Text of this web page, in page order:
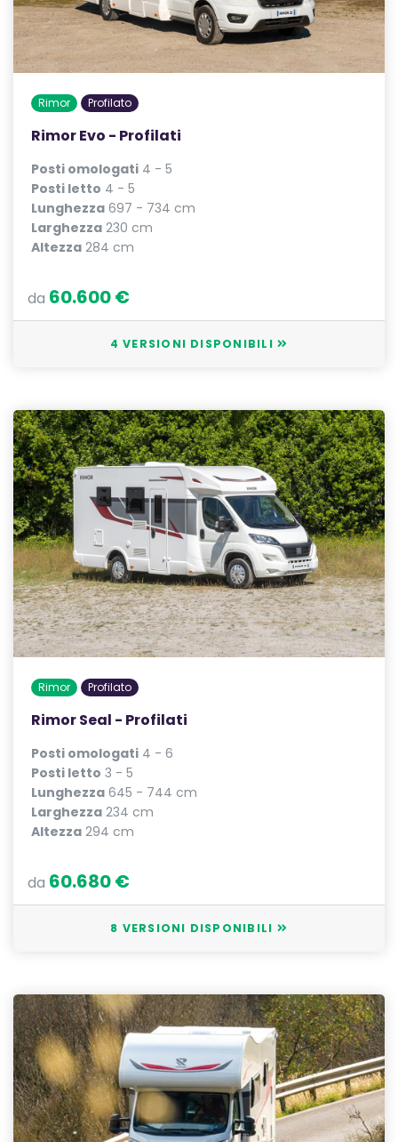
Rimor Profilato
Rimor Evo - Profilati
Posti omologati 4 - 5
Posti letto 4 - 5
Lunghezza 697 - 734 cm
Larghezza 230 cm
Altezza 284 cm
da 60.600 €
4 VERSIONI DISPONIBILI
Rimor Profilato
Rimor Seal - Profilati
Posti omologati 4 - 6
Posti letto 3 - 5
Lunghezza 645 - 744 cm
Larghezza 234 cm
Altezza 294 cm
da 60.680 €
8 VERSIONI DISPONIBILI